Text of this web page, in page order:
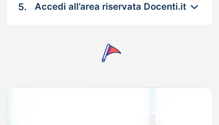
5. Accedi all’area riservata Docenti.it